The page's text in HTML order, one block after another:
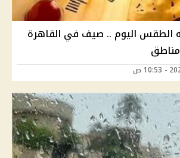
الطقس اليوم .. صيف في القاهرة